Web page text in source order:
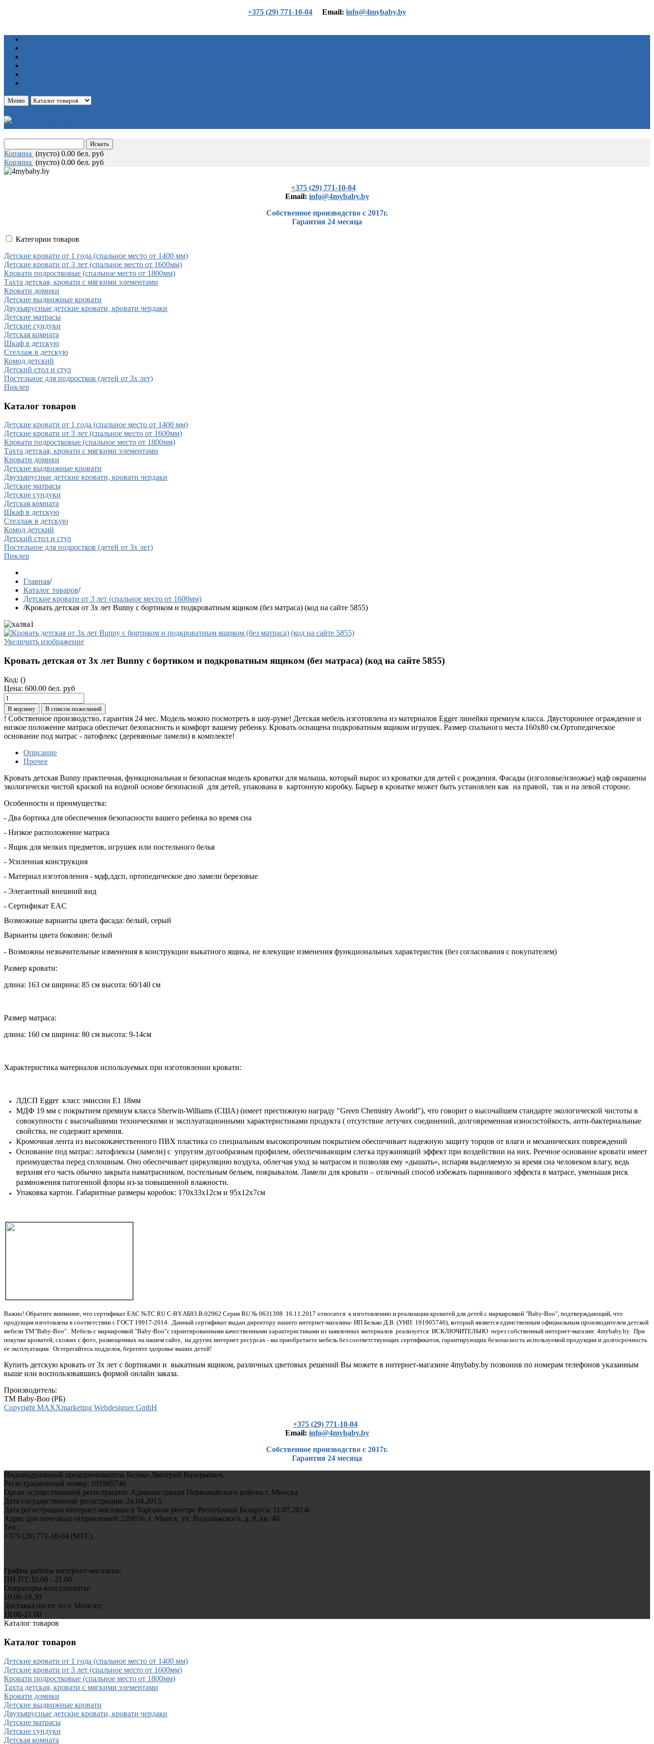
+375 (29) 771-10-04 Еmail: info@4mybaby.by
Меню
Корзина (пусто) 0.00 бел. руб
Корзина (пусто) 0.00 бел. руб
+375 (29) 771-10-04
Еmail: info@4mybaby.by
Собственное производство с 2017г.
Гарантия 24 месяца
Категории товаров
Детские кровати от 1 года (спальное место от 1400 мм)
Детские кровати от 3 лет (спальное место от 1600мм)
Кровати подростковые (спальное место от 1800мм)
Тахта детская, кровати с мягкими элементами
Кровати домики
Детские выдвижные кровати
Двухъярусные детские кровати, кровати чердаки
Детские матрасы
Детские сундуки
Детская комната
Шкаф в детскую
Стеллаж в детскую
Комод детский
Детский стол и стул
Постельное для подростков (детей от 3х лет)
Пиклер
Каталог товаров
Детские кровати от 1 года (спальное место от 1400 мм)
Детские кровати от 3 лет (спальное место от 1600мм)
Кровати подростковые (спальное место от 1800мм)
Тахта детская, кровати с мягкими элементами
Кровати домики
Детские выдвижные кровати
Двухъярусные детские кровати, кровати чердаки
Детские матрасы
Детские сундуки
Детская комната
Шкаф в детскую
Стеллаж в детскую
Комод детский
Детский стол и стул
Постельное для подростков (детей от 3х лет)
Пиклер
Главная/
Каталог товаров/
Детские кровати от 3 лет (спальное место от 1600мм)
/Кровать детская от 3х лет Bunny с бортиком и подкроватным ящиком (без матраса) (код на сайте 5855)
Увеличить изображение
Кровать детская от 3х лет Bunny с бортиком и подкроватным ящиком (без матраса) (код на сайте 5855)
Код: ()
Цена: 600.00 бел. руб
В корзину В список пожеланий
! Собственное производство. гарантия 24 мес. Модель можно посмотреть в шоу-руме! Детская мебель изготовлена из материалов Egger линейки премиум класса. Двустороннее ограждение и
низкое положение матраса обеспечат безопасность и комфорт вашему ребенку. Кровать оснащена подкроватным ящиком игрушек. Размер спального места 160х80 см.Ортопедическое
основание под матрас - латофлекс (деревянные ламели) в комплекте!
Описание
Прочее
Кровать детская Bunny практичная, функциональная и безопасная модель кроватки для малыша, который вырос из кроватки для детей с рождения. Фасады (изголовье/изножье) мдф окрашены
экологически чистой краской на водной основе безопасной для детей, упакована в картонную коробку. Барьер в кроватке может быть установлен как на правой, так и на левой стороне.
Особенности и преимущества:
- Два бортика для обеспечения безопасности вашего ребенка во время сна
- Низкое расположение матраса
- Ящик для мелких предметов, игрушек или постельного белья
- Усиленная конструкция
- Материал изготовления - мдф,лдсп, ортопедическое дно ламели березовые
- Элегантный внешний вид
- Сертификат EAC
Возможные варианты цвета фасада: белый, серый
Варианты цвета боковин: белый
- Возможны незначительные изменения в конструкции выкатного ящика, не влекущие изменения функциональных характеристик (без согласования с покупателем)
Размер кровати:
длина: 163 см ширина: 85 см высота: 60/140 см
Размер матраса:
длина: 160 см ширина: 80 см высота: 9-14см
Характеристика материалов используемых при изготовлении кровати:
ЛДСП Egger класс эмиссии Е1 18мм
МДФ 19 мм с покрытием премиум класса Sherwin-Williams (США) (имеет престижную награду "Green Chemistry Aworld"), что говорит о высочайшем стандарте экологической чистоты в
совокупности с высочайшими техническими и эксплуатационными характеристиками продукта ( отсутствие летучих соединений, долговременная износостойкость, анти-бактериальные
свойства, не содержит кремния.
Кромочная лента из высококачественного ПВХ пластика со специальным высокопрочным покрытием обеспечивает надежную защиту торцов от влаги и механических повреждений
Основание под матрас: латофлексы (ламели) с упругим дугообразным профилем, обеспечивающим слегка пружинящий эффект при воздействии на них. Реечное основание кровати имеет
преимущества перед сплошным. Оно обеспечивает циркуляцию воздуха, облегчая уход за матрасом и позволяя ему «дышать», испаряя выделяемую за время сна человеком влагу, ведь
верхняя его часть обычно закрыта наматрасником, постельным бельем, покрывалом. Ламели для кровати – отличный способ избежать парникового эффекта в матрасе, уменьшая риск
размножения патогенной флоры из-за повышенной влажности.
Упаковка картон. Габаритные размеры коробок: 170х33х12см и 95х12х7см
Важно! Обратите внимание, что сертификат EAC №ТС RU C-BY.AБ93.В.02962 Серия RU № 0631398 16.11.2017 относится к изготовлению и реализации кроватей для детей с маркировкой "Baby-Boo", подтверждающий, что
продукция изготовлена в соответствии с ГОСТ 19917-2014. Данный сертификат выдан директору нашего интернет-магазина- ИП Белько Д.В. (УНП: 191905746), который является единственным официальным производителем детской
мебели ТМ"Baby-Boo". Мебель с маркировкой "Baby-Boo"c гарантированными качественными характеристиками из заявленных материалов реализуется ИСКЛЮЧИТЕЛЬНО через собственный интернет-магазин: 4mybaby.by. При
покупке кроватей, схожих с фото, размещенных на нашем сайте, на других интернет ресурсах - вы приобретаете мебель без соответствующих сертификатов, гарантирующих безопасность используемой продукции и долгосрочность
ее эксплуатации. Остерегайтесь подделок, берегите здоровье ваших детей!
Купить детскую кровать от 3х лет с бортиками и выкатным ящиком, различных цветовых решений Вы можете в интернет-магазине 4mybaby.by позвонив по номерам телефонов указанным
выше или воспользовавшись формой онлайн заказа.
Производитель:
TM Baby-Boo (РБ)
Copyright MAXXmarketing Webdesigner GmbH
+375 (29) 771-10-04
Еmail: info@4mybaby.by
Собственное производство с 2017г.
Гарантия 24 месяца
Индивидуальный предприниматель Белько Дмитрий Валерьевич.
Регистрационный номер: 191905746
Орган осуществивший регистрацию: Администрация Первомайского района г. Минска
Дата государственной регистрации: 24.04.2013.
Дата регистрации интернет-магазина в Торговом реестре Республики Беларусь: 11.07.2014г.
Адрес для почтовых отправлений: 220056, г. Минск, ул. Водолажского, д. 8, кв. 40.
Тел.:
+375 (29) 771-10-04 (MTC)
График работы интернет-магазина:
ПН-ПТ:10.00 - 21.00
Операторы-консультанты:
10.00-19.30
Доставка пн-пт по г. Минску:
18.00-21.00
Каталог товаров
Каталог товаров
Детские кровати от 1 года (спальное место от 1400 мм)
Детские кровати от 3 лет (спальное место от 1600мм)
Кровати подростковые (спальное место от 1800мм)
Тахта детская, кровати с мягкими элементами
Кровати домики
Детские выдвижные кровати
Двухъярусные детские кровати, кровати чердаки
Детские матрасы
Детские сундуки
Детская комната